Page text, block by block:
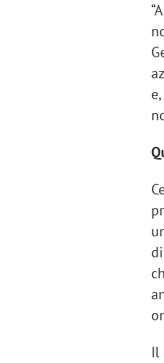
Il
crea un brand food: